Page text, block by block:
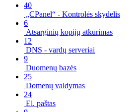
40
„CPanel“ - Kontrolės skydelis
6
Atsarginių kopijų atkūrimas
12
DNS - vardų serveriai
9
Duomenų bazės
25
Domenų valdymas
24
El. paštas